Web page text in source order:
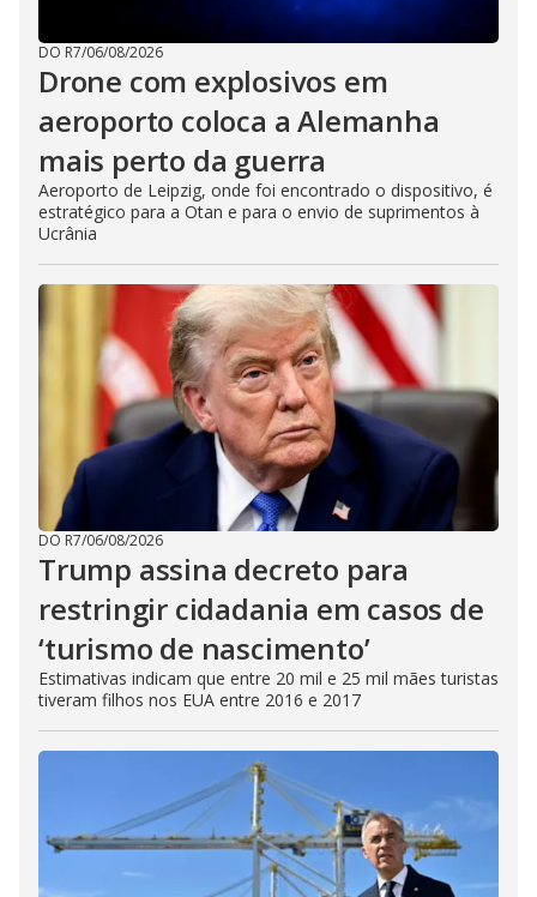
DO R7/06/08/2026
Drone com explosivos em
aeroporto coloca a Alemanha
mais perto da guerra
Aeroporto de Leipzig, onde foi encontrado o dispositivo, é
estratégico para a Otan e para o envio de suprimentos à
Ucrânia
DO R7/06/08/2026
Trump assina decreto para
restringir cidadania em casos de
‘turismo de nascimento’
Estimativas indicam que entre 20 mil e 25 mil mães turistas
tiveram filhos nos EUA entre 2016 e 2017